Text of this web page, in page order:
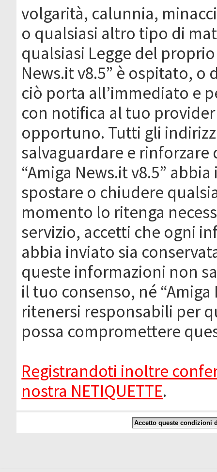
volgarità, calunnia,
o qualsiasi altro tipo di
qualsiasi Legge del
News.it v8.5” è ospitato, o
ciò porta all’immediato e
con notifica al tuo
opportuno. Tutti gli
salvaguardare e
“Amiga News.it v8.5”
spostare o chiudere
momento lo ritenga
servizio, accetti che ogni
abbia inviato sia
queste informazioni non
il tuo consenso, né
ritenersi responsabili per
possa compromettere
Registrandoti inoltre
nostra NETIQUETTE.